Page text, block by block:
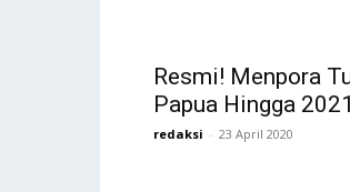
Resmi! Menpora
Papua Hingga 2021
redaksi - 23 April 2020